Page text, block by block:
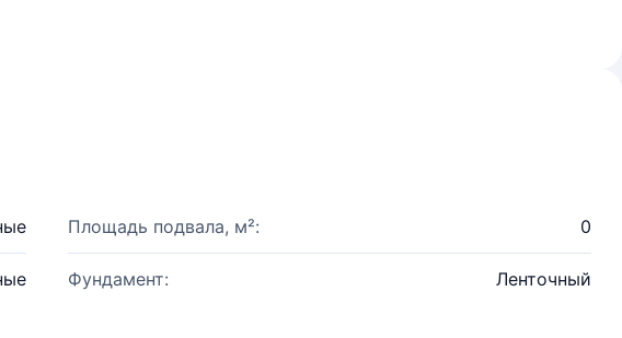
Площадь подвала, м²: 0
Фундамент: Ленточный